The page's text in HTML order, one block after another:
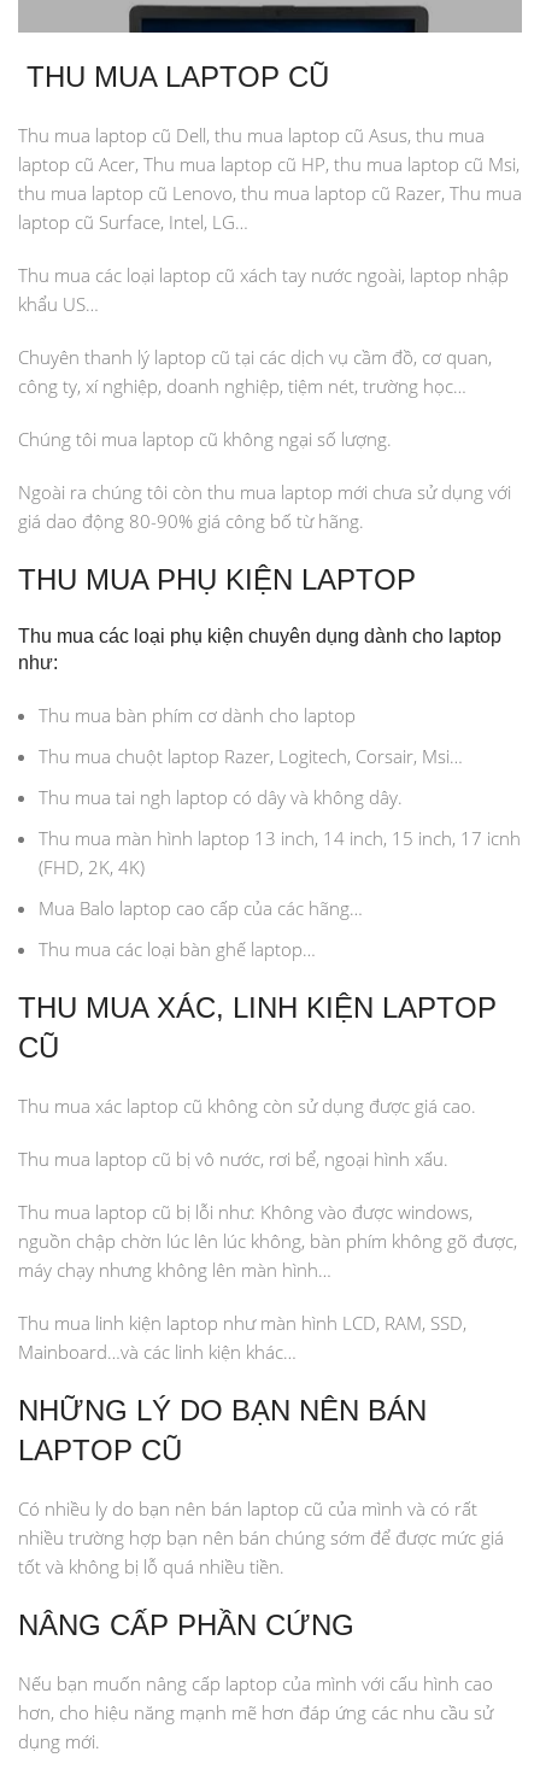
THU MUA LAPTOP CŨ
Thu mua laptop cũ Dell, thu mua laptop cũ Asus, thu mua
laptop cũ Acer, Thu mua laptop cũ HP, thu mua laptop cũ Msi,
thu mua laptop cũ Lenovo, thu mua laptop cũ Razer, Thu mua
laptop cũ Surface, Intel, LG…
Thu mua các loại laptop cũ xách tay nước ngoài, laptop nhập
khẩu US…
Chuyên thanh lý laptop cũ tại các dịch vụ cầm đồ, cơ quan,
công ty, xí nghiệp, doanh nghiệp, tiệm nét, trường học…
Chúng tôi mua laptop cũ không ngại số lượng.
Ngoài ra chúng tôi còn thu mua laptop mới chưa sử dụng với
giá dao động 80-90% giá công bố từ hãng.
THU MUA PHỤ KIỆN LAPTOP
Thu mua các loại phụ kiện chuyên dụng dành cho laptop
như:
Thu mua bàn phím cơ dành cho laptop
Thu mua chuột laptop Razer, Logitech, Corsair, Msi…
Thu mua tai ngh laptop có dây và không dây.
Thu mua màn hình laptop 13 inch, 14 inch, 15 inch, 17 icnh
(FHD, 2K, 4K)
Mua Balo laptop cao cấp của các hãng…
Thu mua các loại bàn ghế laptop…
THU MUA XÁC, LINH KIỆN LAPTOP
CŨ
Thu mua xác laptop cũ không còn sử dụng được giá cao.
Thu mua laptop cũ bị vô nước, rơi bể, ngoại hình xấu.
Thu mua laptop cũ bị lỗi như: Không vào được windows,
nguồn chập chờn lúc lên lúc không, bàn phím không gõ được,
máy chạy nhưng không lên màn hình…
Thu mua linh kiện laptop như màn hình LCD, RAM, SSD,
Mainboard…và các linh kiện khác…
NHỮNG LÝ DO BẠN NÊN BÁN
LAPTOP CŨ
Có nhiều ly do bạn nên bán laptop cũ của mình và có rất
nhiều trường hợp bạn nên bán chúng sớm để được mức giá
tốt và không bị lỗ quá nhiều tiền.
NÂNG CẤP PHẦN CỨNG
Nếu bạn muốn nâng cấp laptop của mình với cấu hình cao
hơn, cho hiệu năng mạnh mẽ hơn đáp ứng các nhu cầu sử
dụng mới.